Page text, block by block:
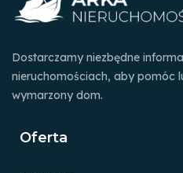
Dostarczamy niezbędne
nieruchomościach, aby pomóc
wymarzony dom.
Oferta